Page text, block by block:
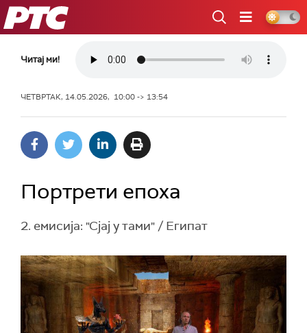
РТС
Читај ми!
ЧЕТВРТАК, 14.05.2026, 10:00 -> 13:54
Портрети епоха
2. емисија: "Сјај у тами" / Египат